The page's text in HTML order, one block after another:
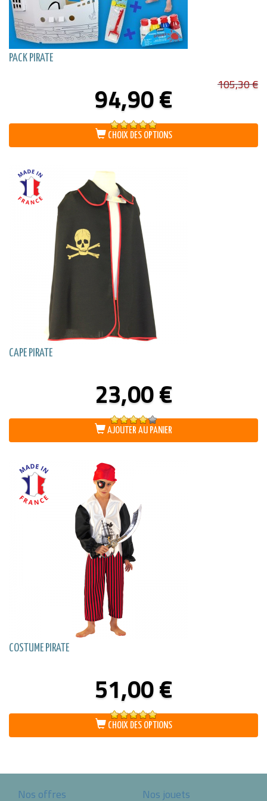
PACK PIRATE
Note5.00
sur 5
105,30€
94,90€
CHOIX DES OPTIONS
CAPE PIRATE
Note4.00
sur 5
23,00€
AJOUTER AU PANIER
COSTUME PIRATE
Note5.00
sur 5
51,00€
CHOIX DES OPTIONS
Nos offres Nos jouets